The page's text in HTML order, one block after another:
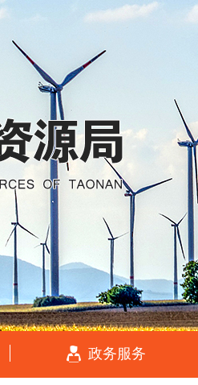
政务服务